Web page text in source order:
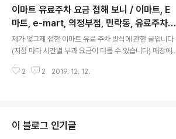
마 할인 또는 페이백! 하는 식이죠. 사용할 수 밖에 없으면
그리고 사용하는 것이 금전적으로 유리하면 페이앱 쓰는
게 맞다고 봅니다만, 저는 페이앱 사용을 최후로 미는 쪽입
니다. 구매 행위에 개입하는 요소(주체)가 늘어날 필요가
있을까, 그게 종국적으로는 구매자와 판매자에게 이익이
안 되지 않을까, 하는 생각에서 그렇습니다. 구매자와 판매
이마트 유료주차 요금 접해 보니 / 이마트, E
마트, e-mart, 의정부점, 민락동, 유료주차,
주차비, 주차 요금, 주차료, 이마트 유료 주차,
이마트 주차료, 이마트 주차요금, 이마트 주차
제가 엊그제 접한 이마트 유료 주차 방식에 관한 글입니다
(지점 마다 시간별 부과 요금이 다를 수 있습니다) 매장에
정산기에 차 번호를 입력하고 장본 영수증 바코드를 스캐
차를 위한 최소 구매금액 (경기도 의정부점) 1시간 - 구매
금액 1만원 2시간 - 구매금액 3만원 * 이마트 유료 주차
2 2 2019. 12. 12.
이 블로그 인기글